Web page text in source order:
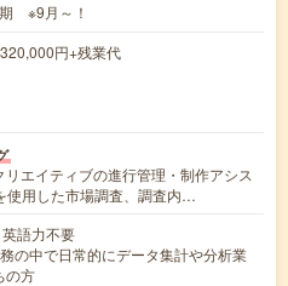
※9月～！
円+残業代
リエイティブの進行管理・制作アシス
使用した市場調査、調査内…
語力不要
の中で日常的にデータ集計や分析業
の方